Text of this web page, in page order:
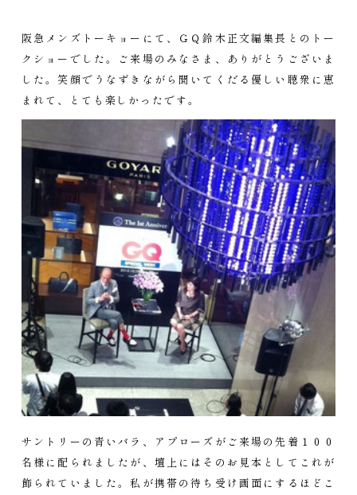
阪急メンズトーキョーにて、ＧＱ鈴木正文編集長とのトー
クショーでした。ご来場のみなさま、ありがとうございま
した。笑顔でうなずきながら聞いてくだる優しい聴衆に恵
まれて、とても楽しかったです。
サントリーの青いバラ、アプローズがご来場の先着１００
名様に配られましたが、壇上にはそのお見本としてこれが
飾られていました。私が携帯の待ち受け画面にするほどこ